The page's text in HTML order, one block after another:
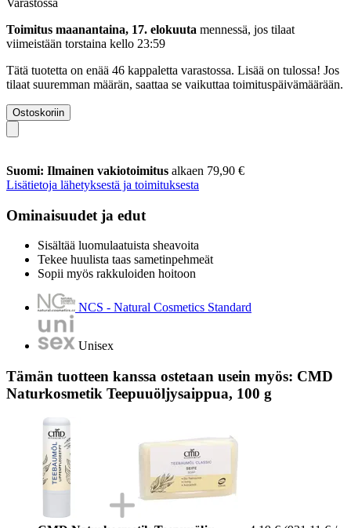
Toimitus maanantaina, 17. elokuuta mennessä, jos tilaat
viimeistään torstaina kello 23:59
Tätä tuotetta on enää 46 kappaletta varastossa. Lisää on tulossa! Jos
tilaat suuremman määrän, saattaa se vaikuttaa toimituspäivämäärään.
Ostoskoriin
Suomi: Ilmainen vakiotoimitus alkaen 79,90 €
Lisätietoja lähetyksestä ja toimituksesta
Ominaisuudet ja edut
Sisältää luomulaatuista sheavoita
Tekee huulista taas sametinpehmeät
Sopii myös rakkuloiden hoitoon
NCS - Natural Cosmetics Standard
Unisex
Tämän tuotteen kanssa ostetaan usein myös: CMD
Naturkosmetik Teepuuöljysaippua, 100 g